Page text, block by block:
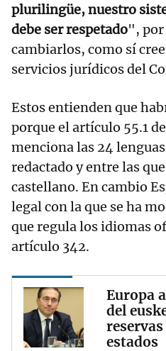
plurilingüe, nuestro
debe ser respetado", por
cambiarlos, como sí
servicios jurídicos del
Estos entienden que
porque el artículo 55.1
menciona las 24
redactado y entre las
castellano. En cambio
legal con la que se ha
que regula los idiomas
artículo 342.
Europa
del
estados